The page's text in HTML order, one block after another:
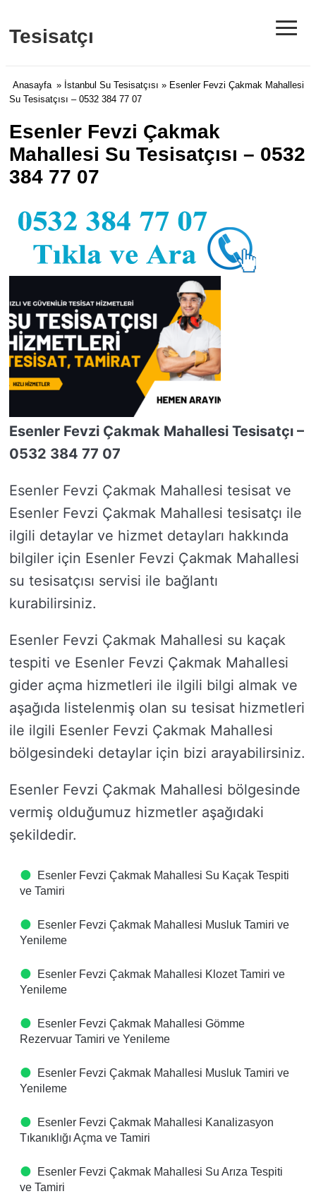
Tesisatçı ≡
Anasayfa » İstanbul Su Tesisatçısı » Esenler Fevzi Çakmak Mahallesi
Su Tesisatçısı – 0532 384 77 07
Esenler Fevzi Çakmak
Mahallesi Su Tesisatçısı – 0532
384 77 07
Esenler Fevzi Çakmak Mahallesi Tesisatçı –
0532 384 77 07
Esenler Fevzi Çakmak Mahallesi tesisat ve
Esenler Fevzi Çakmak Mahallesi tesisatçı ile
ilgili detaylar ve hizmet detayları hakkında
bilgiler için Esenler Fevzi Çakmak Mahallesi
su tesisatçısı servisi ile bağlantı
kurabilirsiniz.
Esenler Fevzi Çakmak Mahallesi su kaçak
tespiti ve Esenler Fevzi Çakmak Mahallesi
gider açma hizmetleri ile ilgili bilgi almak ve
aşağıda listelenmiş olan su tesisat hizmetleri
ile ilgili Esenler Fevzi Çakmak Mahallesi
bölgesindeki detaylar için bizi arayabilirsiniz.
Esenler Fevzi Çakmak Mahallesi bölgesinde
vermiş olduğumuz hizmetler aşağıdaki
şekildedir.
Esenler Fevzi Çakmak Mahallesi Su Kaçak Tespiti
ve Tamiri
Esenler Fevzi Çakmak Mahallesi Musluk Tamiri ve
Yenileme
Esenler Fevzi Çakmak Mahallesi Klozet Tamiri ve
Yenileme
Esenler Fevzi Çakmak Mahallesi Gömme
Rezervuar Tamiri ve Yenileme
Esenler Fevzi Çakmak Mahallesi Musluk Tamiri ve
Yenileme
Esenler Fevzi Çakmak Mahallesi Kanalizasyon
Tıkanıklığı Açma ve Tamiri
Esenler Fevzi Çakmak Mahallesi Su Arıza Tespiti
ve Tamiri